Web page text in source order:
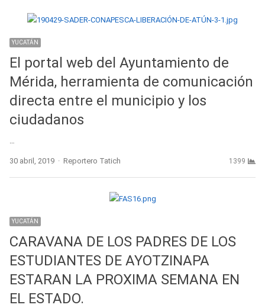
YUCATÁN
El portal web del Ayuntamiento de
Mérida, herramienta de comunicación
directa entre el municipio y los
ciudadanos
…
30 abril, 2019 Author
Reportero Tatich 1399
YUCATÁN
CARAVANA DE LOS PADRES DE LOS
ESTUDIANTES DE AYOTZINAPA
ESTARAN LA PROXIMA SEMANA EN
EL ESTADO.